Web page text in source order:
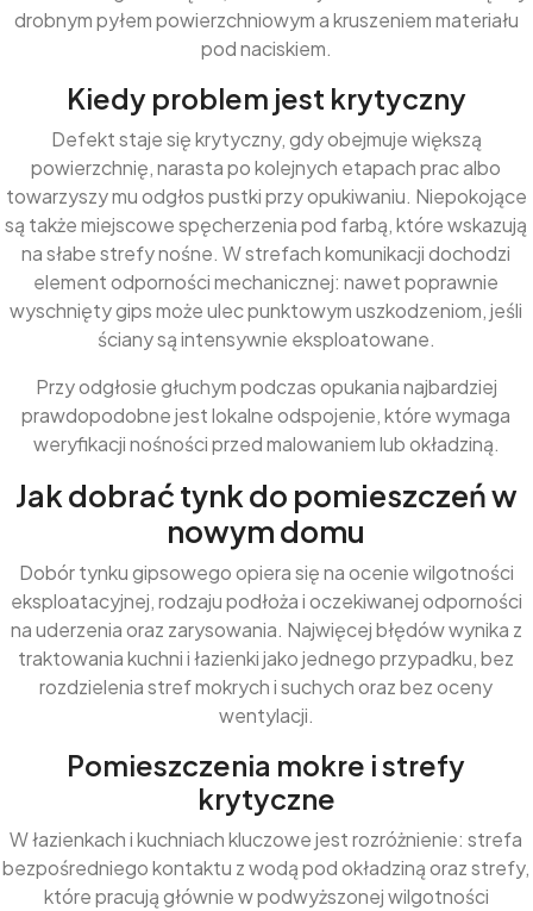
drobnym pyłem powierzchniowym a kruszeniem materiału
pod naciskiem.
Kiedy problem jest krytyczny
Defekt staje się krytyczny, gdy obejmuje większą
powierzchnię, narasta po kolejnych etapach prac albo
towarzyszy mu odgłos pustki przy opukiwaniu. Niepokojące
są także miejscowe spęcherzenia pod farbą, które wskazują
na słabe strefy nośne. W strefach komunikacji dochodzi
element odporności mechanicznej: nawet poprawnie
wyschnięty gips może ulec punktowym uszkodzeniom, jeśli
ściany są intensywnie eksploatowane.
Przy odgłosie głuchym podczas opukania najbardziej
prawdopodobne jest lokalne odspojenie, które wymaga
weryfikacji nośności przed malowaniem lub okładziną.
Jak dobrać tynk do pomieszczeń w
nowym domu
Dobór tynku gipsowego opiera się na ocenie wilgotności
eksploatacyjnej, rodzaju podłoża i oczekiwanej odporności
na uderzenia oraz zarysowania. Najwięcej błędów wynika z
traktowania kuchni i łazienki jako jednego przypadku, bez
rozdzielenia stref mokrych i suchych oraz bez oceny
wentylacji.
Pomieszczenia mokre i strefy
krytyczne
W łazienkach i kuchniach kluczowe jest rozróżnienie: strefa
bezpośredniego kontaktu z wodą pod okładziną oraz strefy,
które pracują głównie w podwyższonej wilgotności